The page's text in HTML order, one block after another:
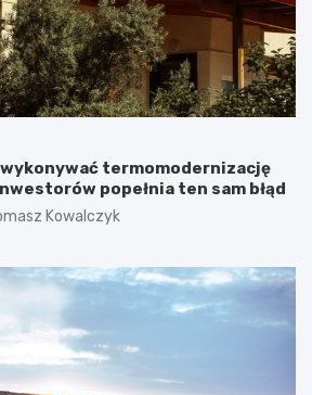
termomodernizację
popełnia ten sam błąd
Kowalczyk